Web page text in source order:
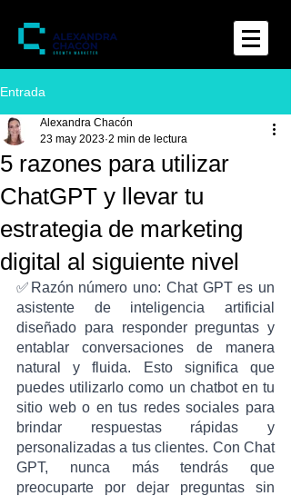
Entrada
5 razones para utilizar
ChatGPT y llevar tu
estrategia de marketing
digital al siguiente nivel
Alexandra Chacón
23 may 2023 2 min de lectura
✅Razón número uno: Chat GPT es un
asistente de inteligencia artificial
diseñado para responder preguntas y
entablar conversaciones de manera
natural y fluida. Esto significa que
puedes utilizarlo como un chatbot en tu
sitio web o en tus redes sociales para
brindar respuestas rápidas y
personalizadas a tus clientes. Con Chat
GPT, nunca más tendrás que
preocuparte por dejar preguntas sin